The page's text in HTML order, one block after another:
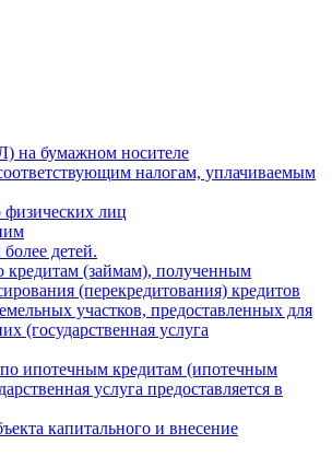
на бумажном носителе
налогам, уплачиваемым
физических лиц
детей.
кредитам (займам), полученным
(перекредитования) кредитов
участков, предоставленных для
(государственная услуга
ипотечным кредитам (ипотечным
услуга предоставляется в
капитального и внесение